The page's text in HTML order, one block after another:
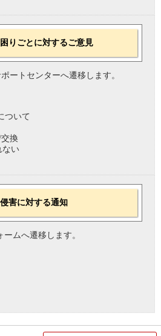
りごとに対するご意見
ートセンターへ遷移します。
ついて
交換
ない
害に対する通知
ームへ遷移します。